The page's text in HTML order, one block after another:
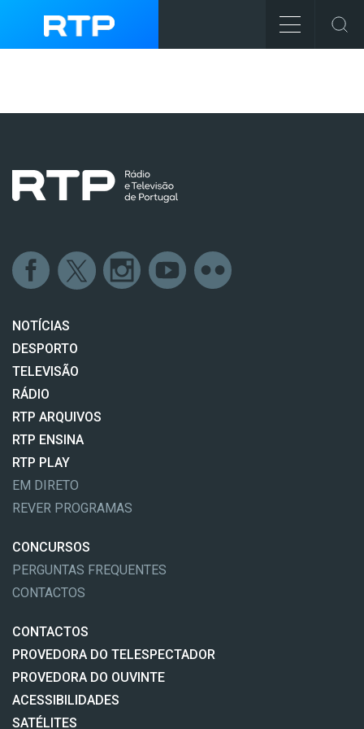
NOTÍCIAS
DESPORTO
TELEVISÃO
RÁDIO
RTP ARQUIVOS
RTP ENSINA
RTP PLAY
EM DIRETO
REVER PROGRAMAS
CONCURSOS
PERGUNTAS FREQUENTES
CONTACTOS
CONTACTOS
PROVEDORA DO TELESPECTADOR
PROVEDORA DO OUVINTE
ACESSIBILIDADES
SATÉLITES